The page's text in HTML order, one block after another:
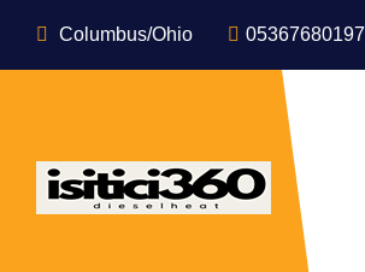
Columbus/Ohio 05367680197